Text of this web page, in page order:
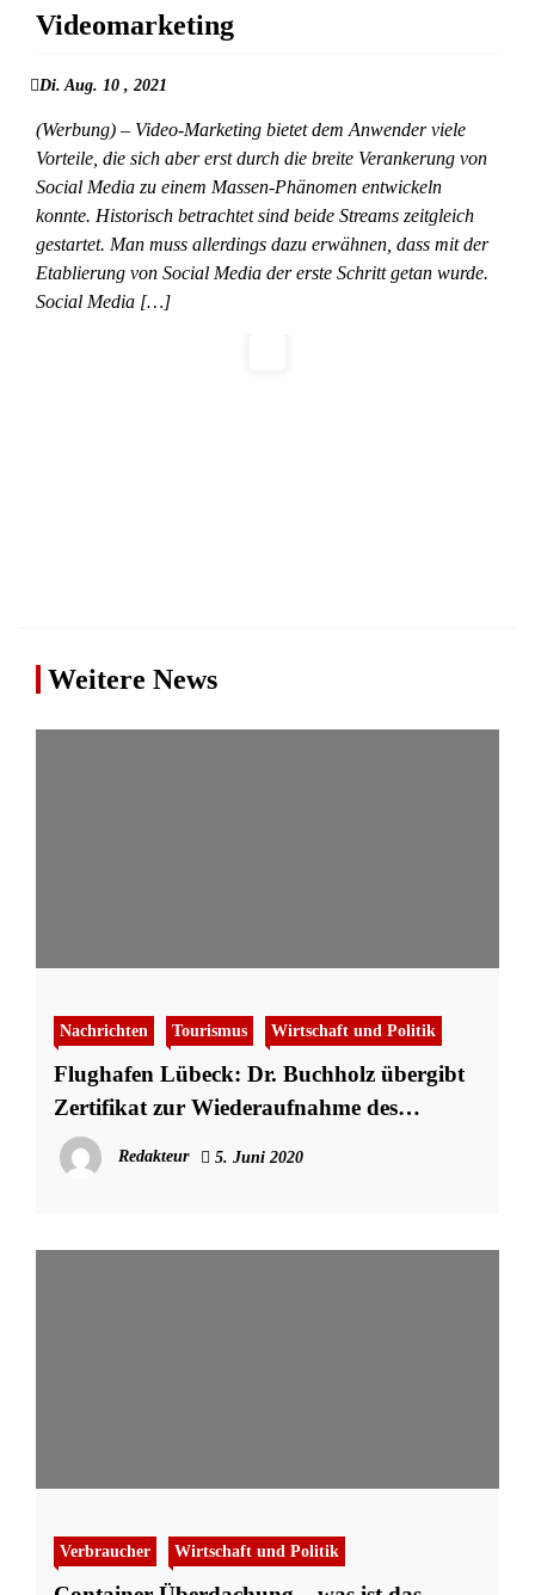
Videomarketing
Di. Aug. 10 , 2021
(Werbung) – Video-Marketing bietet dem Anwender viele
Vorteile, die sich aber erst durch die breite Verankerung von
Social Media zu einem Massen-Phänomen entwickeln
konnte. Historisch betrachtet sind beide Streams zeitgleich
gestartet. Man muss allerdings dazu erwähnen, dass mit der
Etablierung von Social Media der erste Schritt getan wurde.
Social Media […]
Weitere News
Nachrichten Tourismus Wirtschaft und Politik
Flughafen Lübeck: Dr. Buchholz übergibt
Zertifikat zur Wiederaufnahme des
Flugbetriebs
Redakteur 5. Juni 2020
Verbraucher Wirtschaft und Politik